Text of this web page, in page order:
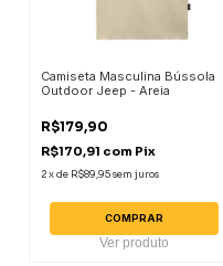
Camiseta Masculina Bússola
Outdoor Jeep - Areia
R$179,90
R$170,91 com Pix
2xde R$89,95sem juros
COMPRAR
Ver produto